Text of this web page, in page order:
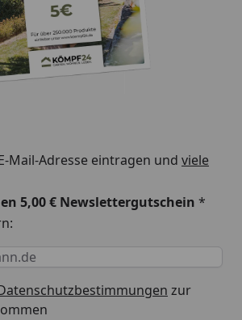
Mail-Adresse eintragen und viele
5,00 € Newslettergutschein *
zur